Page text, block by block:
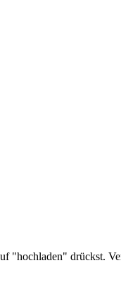
"hochladen" drückst.